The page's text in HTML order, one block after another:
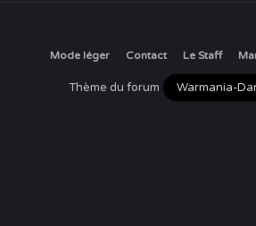
Mode léger Contact Le Staff
Thème du forum